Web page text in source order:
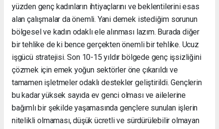
yüzden genç kadınların ihtiyaçlarını ve beklentilerini esas
alan çalışmalar da önemli. Yani demek istediğim sorunun
bölgesel ve kadın odaklı ele alınması lazım. Burada diğer
bir tehlike de ki bence gerçekten önemli bir tehlike. Ucuz
işgücü stratejisi. Son 10-15 yıldır bölgede genç işsizliğini
çözmek için emek yoğun sektörler öne çıkarıldı ve
tamamen işletmeler odaklı destekler geliştirildi. Gençlerin
bu kadar yüksek sayıda ev genci olması ve ailelerine
bağımlı bir şekilde yaşamasında gençlere sunulan işlerin
nitelikli olmaması, düşük ücretli ve sürdürülebilir olmayan